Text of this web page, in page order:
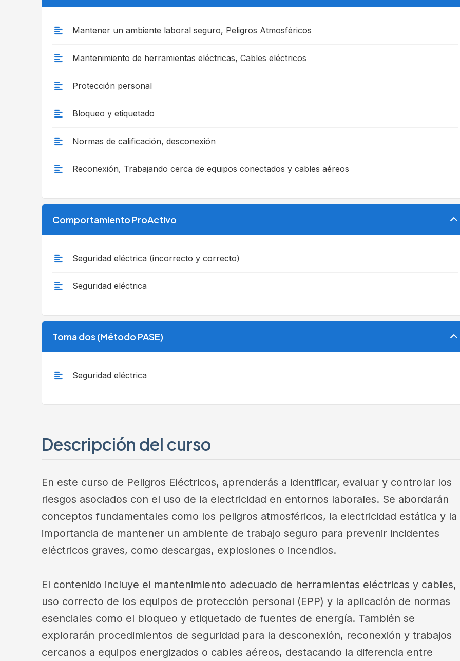
Mantener un ambiente laboral seguro, Peligros Atmosféricos
Mantenimiento de herramientas eléctricas, Cables eléctricos
Protección personal
Bloqueo y etiquetado
Normas de calificación, desconexión
Reconexión, Trabajando cerca de equipos conectados y cables aéreos
Comportamiento ProActivo
Seguridad eléctrica (incorrecto y correcto)
Seguridad eléctrica
Toma dos (Método PASE)
Seguridad eléctrica
Descripción del curso
En este curso de Peligros Eléctricos, aprenderás a identificar, evaluar y controlar los
riesgos asociados con el uso de la electricidad en entornos laborales. Se abordarán
conceptos fundamentales como los peligros atmosféricos, la electricidad estática y la
importancia de mantener un ambiente de trabajo seguro para prevenir incidentes
eléctricos graves, como descargas, explosiones o incendios.
El contenido incluye el mantenimiento adecuado de herramientas eléctricas y cables,
uso correcto de los equipos de protección personal (EPP) y la aplicación de normas
esenciales como el bloqueo y etiquetado de fuentes de energía. También se
explorarán procedimientos de seguridad para la desconexión, reconexión y trabajos
cercanos a equipos energizados o cables aéreos, destacando la diferencia entre